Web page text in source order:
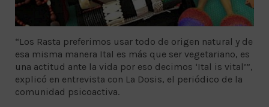
“Los Rasta preferimos usar todo de origen natural y de
esa misma manera Ital es más que ser vegetariano, es
una actitud ante la vida por eso decimos ‘Ital is vital’”,
explicó en entrevista con La Dosis, el periódico de la
comunidad psicoactiva.